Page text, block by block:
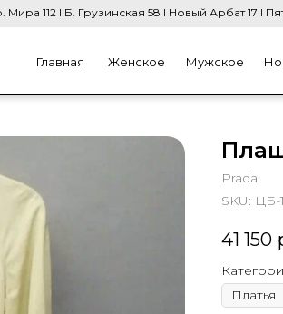
Главная Женское Мужское
Мира 112 I Б. Грузинская 58 I Новый Арбат 17 I
Prada
SKU: ЦБ-
41 150